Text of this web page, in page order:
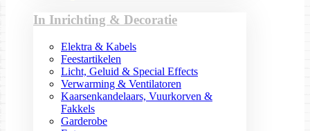
In Inrichting & Decoratie
Elektra & Kabels
Feestartikelen
Licht, Geluid & Special Effects
Verwarming & Ventilatoren
Kaarsenkandelaars, Vuurkorven &
Fakkels
Garderobe